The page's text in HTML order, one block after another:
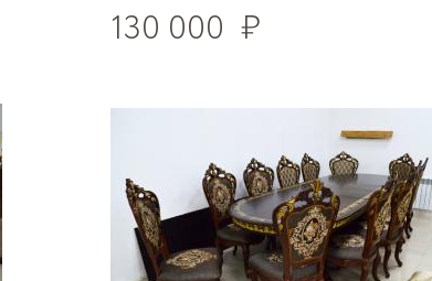
130 000 ₽